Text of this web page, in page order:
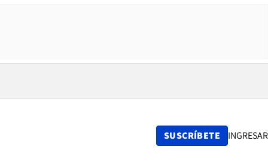
SUSCRÍBETE INGRESAR